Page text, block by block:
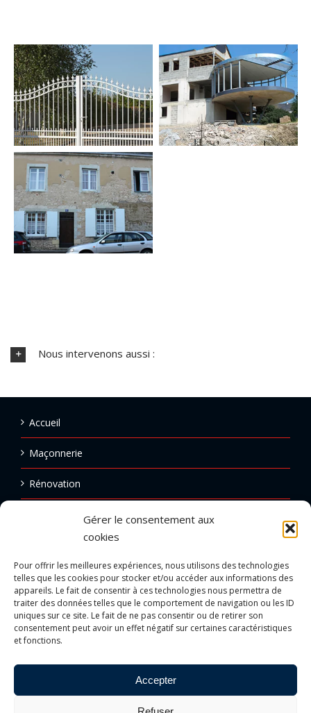
Gérer le consentement aux
cookies
Pour offrir les meilleures expériences, nous utilisons des technologies
telles que les cookies pour stocker et/ou accéder aux informations des
appareils. Le fait de consentir à ces technologies nous permettra de
traiter des données telles que le comportement de navigation ou les ID
uniques sur ce site. Le fait de ne pas consentir ou de retirer son
consentement peut avoir un effet négatif sur certaines caractéristiques
et fonctions.
Accepter
Nous intervenons aussi :
Accueil
Maçonnerie
Rénovation
Réalisations
Emploi
Contact